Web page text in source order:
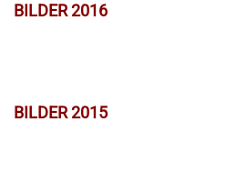
BILDER 2016
BILDER 2015